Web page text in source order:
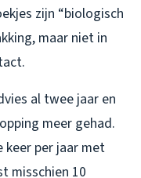
zijn “biologisch
maar niet in
al twee jaar en
meer gehad.
keer per jaar met
misschien 10